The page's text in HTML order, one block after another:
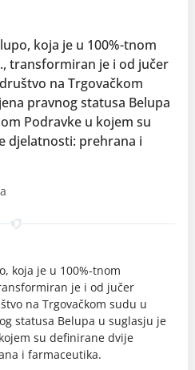
koja je u 100%-tnom
transformiran je i od jučer
na Trgovačkom
pravnog statusa Belupa
Podravke u kojem su
djelatnosti: prehrana i
koja je u 100%-tnom
je i od jučer
na Trgovačkom sudu u
statusa Belupa u suglasju je
su definirane dvije
i farmaceutika.